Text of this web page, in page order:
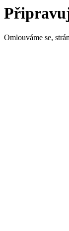
Omlouváme se,